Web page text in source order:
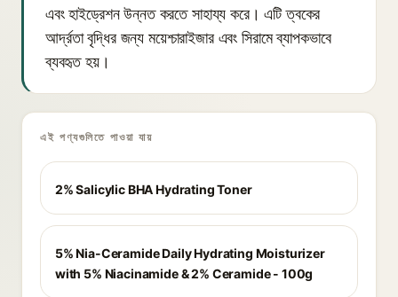
এবং হাইড্রেশন উন্নত করতে সাহায্য করে। এটি ত্বকের
আর্দ্রতা বৃদ্ধির জন্য ময়েশ্চারাইজার এবং সিরামে ব্যাপকভাবে
ব্যবহৃত হয়।
এই পণ্যগুলিতে পাওয়া যায়
2% Salicylic BHA Hydrating Toner
5% Nia-Ceramide Daily Hydrating Moisturizer
with 5% Niacinamide & 2% Ceramide - 100g